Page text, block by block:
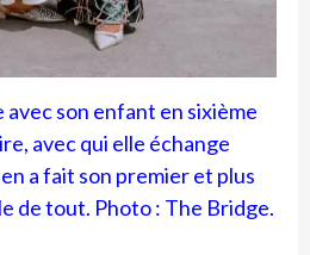
son enfant en sixième
avec qui elle échange
a fait son premier et plus
de tout. Photo : The Bridge.